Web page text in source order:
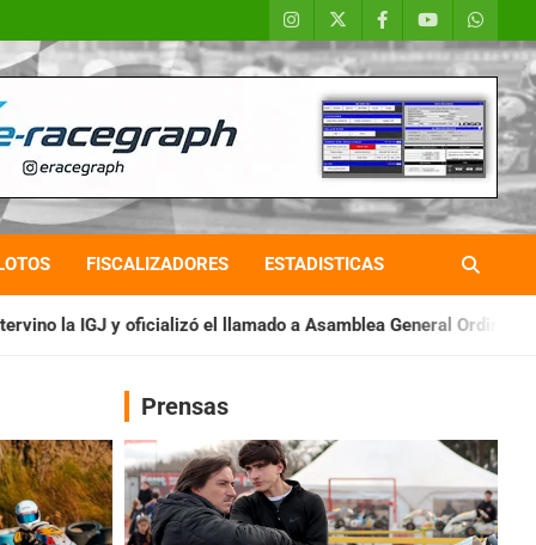
FISCALIZADORES ESTADISTICAS
el llamado a Asamblea General Ordinaria IAME SERIES
Prensas